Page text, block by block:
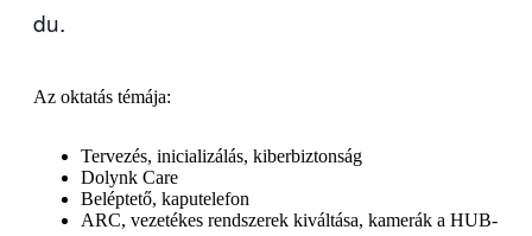
du.
Az oktatás témája:
Tervezés, inicializálás, kiberbiztonság
Dolynk Care
Beléptető, kaputelefon
ARC, vezetékes rendszerek kiváltása, kamerák a HUB-